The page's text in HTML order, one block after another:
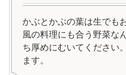
かぶとかぶの葉は生でも
風の料理にも合う野菜な
ち厚めにむいてください
ます。